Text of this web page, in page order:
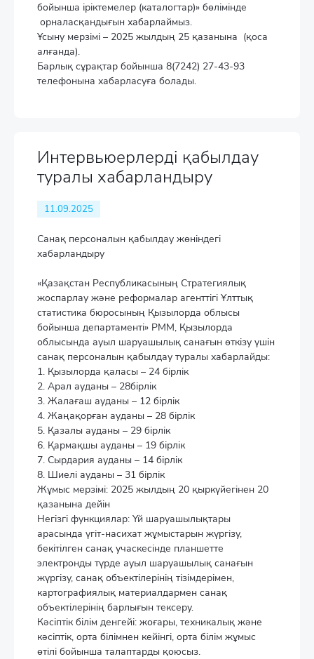
бойынша іріктемелер (каталогтар)» бөлімінде
орналасқандығын хабарлаймыз.
Ұсыну мерзімі – 2025 жылдың 25 қазанына (қоса
алғанда).
Барлық сұрақтар бойынша 8(7242) 27-43-93
телефонына хабарласуға болады.
Интервьюерлерді қабылдау
туралы хабарландыру
11.09.2025
Санақ персоналын қабылдау жөніндегі
хабарландыру
«Қазақстан Республикасының Стратегиялық
жоспарлау және реформалар агенттігі Ұлттық
статистика бюросының Қызылорда облысы
бойынша департаменті» РММ, Қызылорда
облысында ауыл шаруашылық санағын өткізу үшін
санақ персоналын қабылдау туралы хабарлайды:
1. Қызылорда қаласы – 24 бірлік
2. Арал ауданы – 28бірлік
3. Жалағаш ауданы – 12 бірлік
4. Жаңақорған ауданы – 28 бірлік
5. Қазалы ауданы – 29 бірлік
6. Қармақшы ауданы – 19 бірлік
7. Сырдария ауданы – 14 бірлік
8. Шиелі ауданы – 31 бірлік
Жұмыс мерзімі: 2025 жылдың 20 қыркүйегінен 20
қазанына дейін
Негізгі функциялар: Үй шаруашылықтары
арасында үгіт-насихат жұмыстарын жүргізу,
бекітілген санақ учаскесінде планшетте
электронды түрде ауыл шаруашылық санағын
жүргізу, санақ объектілерінің тізімдерімен,
картографиялық материалдармен санақ
объектілерінің барлығын тексеру.
Кәсіптік білім денгейі: жоғары, техникалық және
кәсіптік, орта білімнен кейінгі, орта білім жұмыс
өтілі бойынша талаптарды қоюсыз.